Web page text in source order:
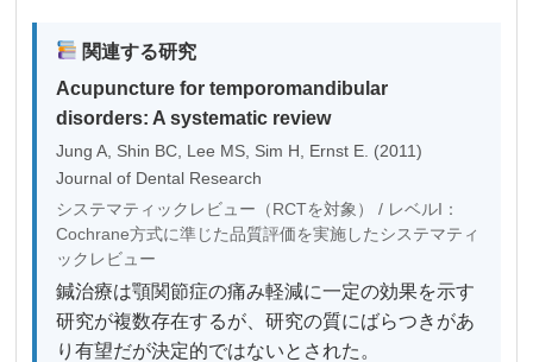
関連する研究
Acupuncture for temporomandibular
disorders: A systematic review
Jung A, Shin BC, Lee MS, Sim H, Ernst E. (2011)
Journal of Dental Research
システマティックレビュー（RCTを対象） / レベルI：
Cochrane方式に準じた品質評価を実施したシステマティ
ックレビュー
鍼治療は顎関節症の痛み軽減に一定の効果を示す
研究が複数存在するが、研究の質にばらつきがあ
り有望だが決定的ではないとされた。